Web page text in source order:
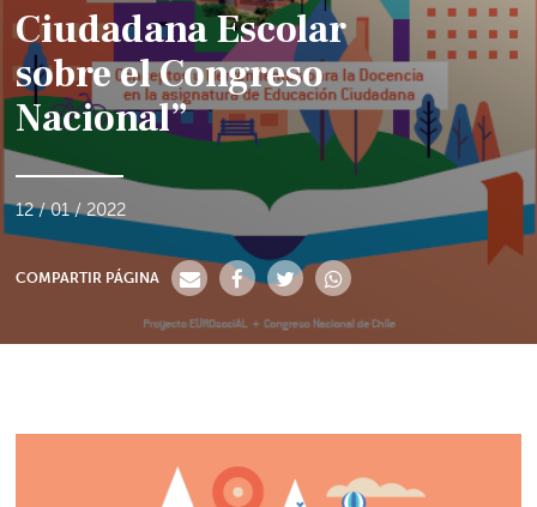
Ciudadana Escolar
sobre el Congreso
Nacional”
12 / 01 / 2022
COMPARTIR PÁGINA